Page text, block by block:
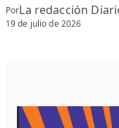
PorLa redacción
19 de julio de 2026